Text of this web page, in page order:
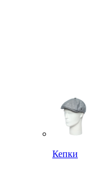
Кепки